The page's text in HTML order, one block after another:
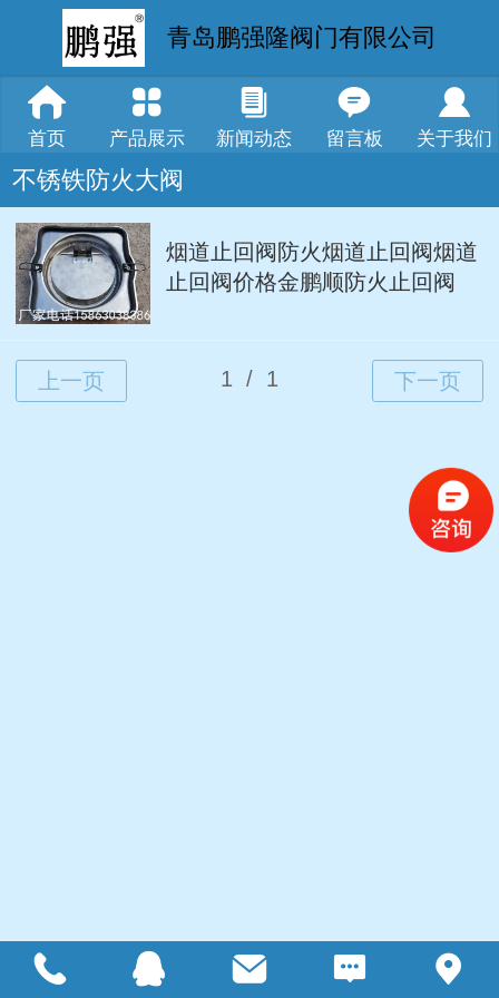
青岛鹏强隆阀门有限公司
首页 产品展示 新闻动态 留言板 关于我们
不锈铁防火大阀
烟道止回阀防火烟道止回阀烟道
止回阀价格金鹏顺防火止回阀